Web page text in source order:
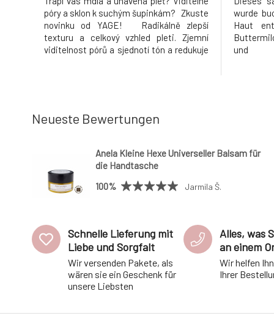
póry a sklon k suchým šupinkám? Zkuste
novinku od YAGE! Radikálně zlepší
texturu a celkový vzhled pleti. Zjemní
viditelnost pórů a sjednotí tón a redukuje
wurde
Haut
und
Neueste Bewertungen
Anela Kleine Hexe Universeller Balsam für
die Handtasche
100%
Jarmila Š.
Schnelle Lieferung mit
Liebe und Sorgfalt
Wir versenden Pakete, als
wären sie ein Geschenk für
unsere Liebsten
Alles, was
an einem
Wir helfen
Ihrer